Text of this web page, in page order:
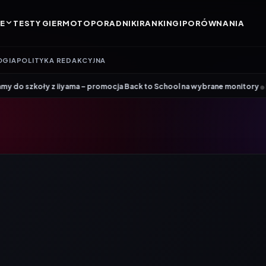
TESTY GIERMOTOPORADNIKIRANKINGIPORÓWNANIA
POLITYKA REDAKCYJNA
to School na wybrane monitory•Patriot i ROG łączą siły. Viper Steel